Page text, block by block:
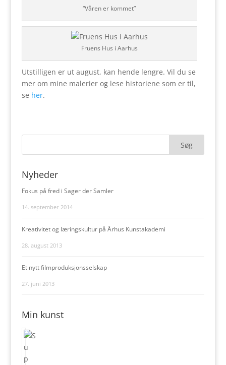
“Våren er kommet”
Fruens Hus i Aarhus
Utstilligen er ut august, kan hende lengre. Vil du se
mer om mine malerier og lese historiene som er til,
se her.
Nyheder
Fokus på fred i Sager der Samler
14. september 2014
Kreativitet og læringskultur på Århus Kunstakademi
28. august 2013
Et nytt filmproduksjonsselskap
27. juni 2013
Min kunst